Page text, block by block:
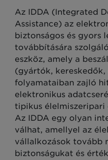
Az IDDA (Integrated
Assistance) az
biztonságos és gyors
továbbítására
eszköz, amely a
(gyártók,
folyamataiban zajló
elektronikus
tipikus élelmiszeripari
Az IDDA egy olyan
válhat, amellyel az
vállalkozások tovább
biztonságukat és